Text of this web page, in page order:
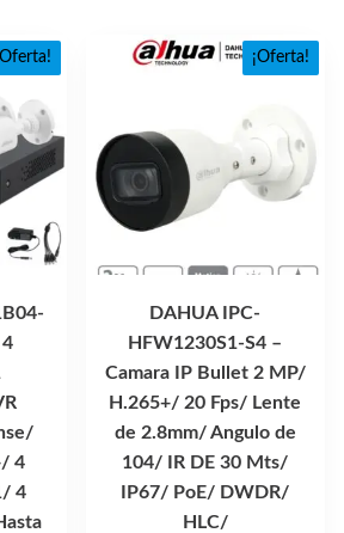
4
4
¡Oferta!
DAHUA IPC-
HFW1230S1-S4 –
Camara IP Bullet 2 MP/
H.265+/ 20 Fps/ Lente
de 2.8mm/ Angulo de
104/ IR DE 30 Mts/
IP67/ PoE/ DWDR/
HLC/